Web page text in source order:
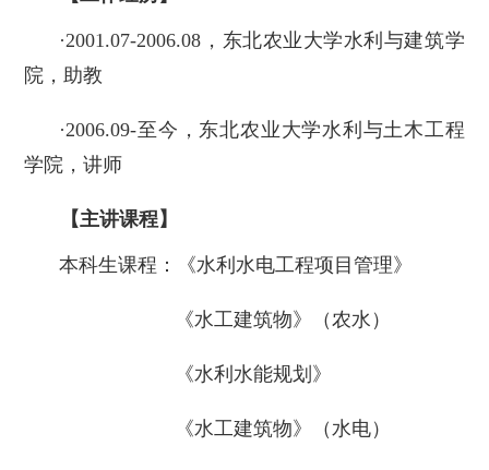
·2001.07-2006.08，东北农业大学水利与建筑学
院，助教
·2006.09-至今，东北农业大学水利与土木工程
学院，讲师
【主讲课程】
本科生课程：《水利水电工程项目管理》
《水工建筑物》（农水）
《水利水能规划》
《水工建筑物》（水电）